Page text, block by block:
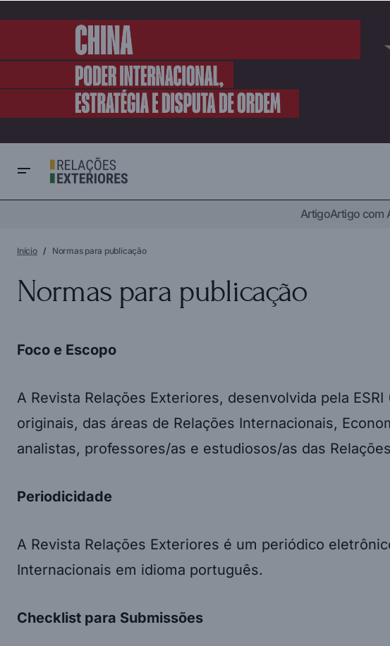
ArtigoArtigo com
Início Normas para publicação
Normas para publicação
Foco e Escopo
A Revista Relações Exteriores, desenvolvida pela
originais, das áreas de Relações Internacionais,
analistas, professores/as e estudiosos/as das
Periodicidade
A Revista Relações Exteriores é um periódico
Internacionais em idioma português.
Checklist para Submissões